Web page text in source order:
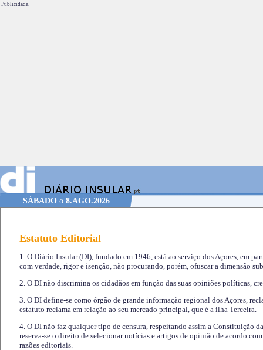
Publicidade.
SÁBADOo 8.AGO.2026
Estatuto Editorial
1. O Diário Insular (DI), fundado em 1946, está ao serviço dos Açores, em
com verdade, rigor e isenção, não procurando, porém, ofuscar a dimensão
2. O DI não discrimina os cidadãos em função das suas opiniões políticas,
3. O DI define-se como órgão de grande informação regional dos Açores,
estatuto reclama em relação ao seu mercado principal, que é a ilha Terceira.
4. O DI não faz qualquer tipo de censura, respeitando assim a Constituição
reserva-se o direito de selecionar notícias e artigos de opinião de acordo
razões editoriais.